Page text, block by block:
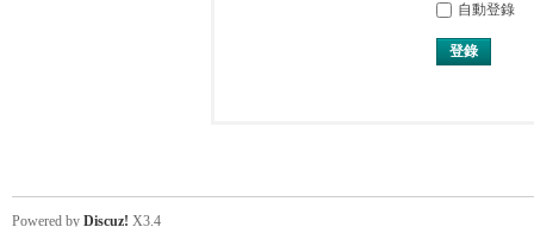
自動登錄
登錄
Powered by Discuz! X3.4